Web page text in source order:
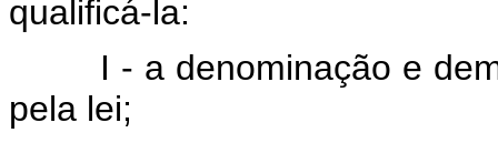
qualificá-la:
I - a denominação e
pela lei;